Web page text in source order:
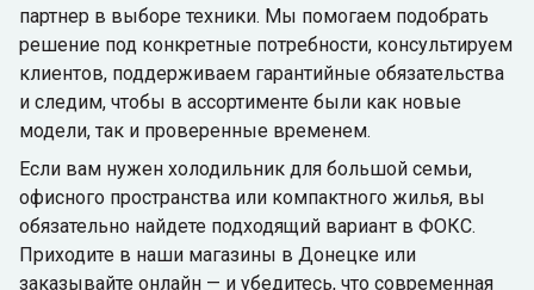
партнер в выборе техники. Мы помогаем подобрать
решение под конкретные потребности, консультируем
клиентов, поддерживаем гарантийные обязательства
и следим, чтобы в ассортименте были как новые
модели, так и проверенные временем.
Если вам нужен холодильник для большой семьи,
офисного пространства или компактного жилья, вы
обязательно найдете подходящий вариант в ФОКС.
Приходите в наши магазины в Донецке или
заказывайте онлайн — и убедитесь, что современная